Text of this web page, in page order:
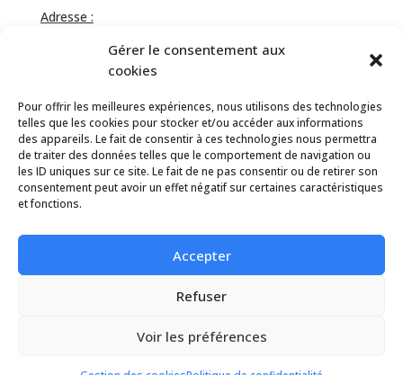
Gérer le consentement aux
cookies
Pour offrir les meilleures expériences, nous utilisons des technologies
telles que les cookies pour stocker et/ou accéder aux informations
des appareils. Le fait de consentir à ces technologies nous permettra
de traiter des données telles que le comportement de navigation ou
les ID uniques sur ce site. Le fait de ne pas consentir ou de retirer son
consentement peut avoir un effet négatif sur certaines caractéristiques
et fonctions.
Accepter
Refuser
Voir les préférences
Adresse :
20 rue de la Roussataïo
34 740 Vendargues, France
Téléhone :
04 67 16 91 04
Mail :
info@idesun.fr